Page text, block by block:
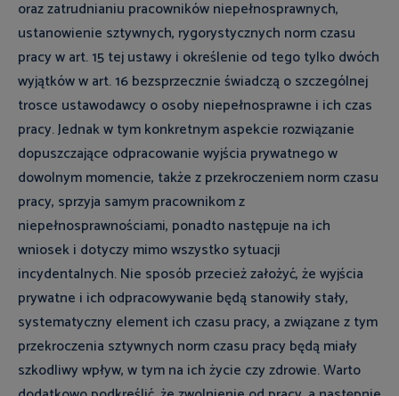
oraz zatrudnianiu pracowników niepełnosprawnych,
ustanowienie sztywnych, rygorystycznych norm czasu
pracy w art. 15 tej ustawy i określenie od tego tylko dwóch
wyjątków w art. 16 bezsprzecznie świadczą o szczególnej
trosce ustawodawcy o osoby niepełnosprawne i ich czas
pracy. Jednak w tym konkretnym aspekcie rozwiązanie
dopuszczające odpracowanie wyjścia prywatnego w
dowolnym momencie, także z przekroczeniem norm czasu
pracy, sprzyja samym pracownikom z
niepełnosprawnościami, ponadto następuje na ich
wniosek i dotyczy mimo wszystko sytuacji
incydentalnych. Nie sposób przecież założyć, że wyjścia
prywatne i ich odpracowywanie będą stanowiły stały,
systematyczny element ich czasu pracy, a związane z tym
przekroczenia sztywnych norm czasu pracy będą miały
szkodliwy wpływ, w tym na ich życie czy zdrowie. Warto